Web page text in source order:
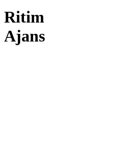
Ritim
Ajans